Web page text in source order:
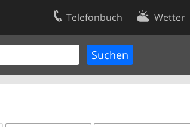
Telefonbuch Wetter
Kontakt